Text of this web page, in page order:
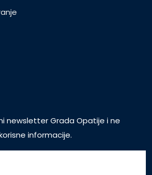
newsletter Grada Opatije i ne
informacije.